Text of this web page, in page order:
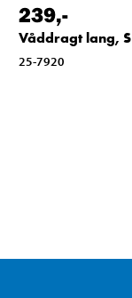
239,-
Våddragt lang, S
25-7920